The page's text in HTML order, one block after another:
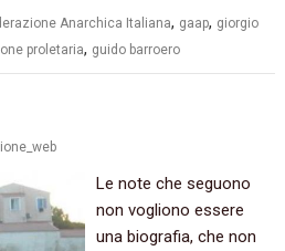
Anarchica Italiana, gaap, giorgio
proletaria, guido barroero
Le note che seguono
non vogliono essere
una biografia, che non